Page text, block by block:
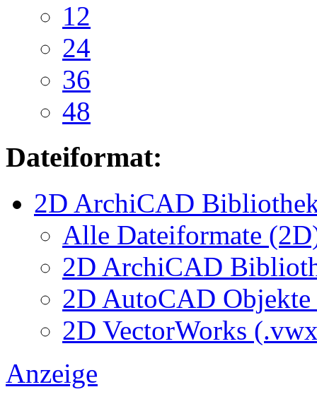
12
24
36
48
Dateiformat:
2D ArchiCAD
Alle Dateiformate
2D ArchiCAD
2D AutoCAD
2D VectorWorks
Anzeige